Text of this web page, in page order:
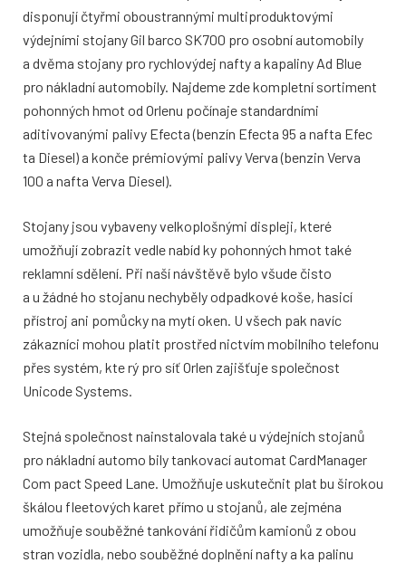
disponují čtyřmi oboustrannými multiproduktovými
výdejními stojany Gil barco SK700 pro osobní automobily
a dvěma stojany pro rychlovýdej nafty a kapaliny Ad Blue
pro nákladní automobily. Najdeme zde kompletní sortiment
pohonných hmot od Orlenu počínaje standardními
aditivovanými palivy Efecta (benzín Efecta 95 a nafta Efec
ta Diesel) a konče prémiovými palivy Verva (benzin Verva
100 a nafta Verva Diesel).
Stojany jsou vybaveny velkoplošnými displeji, které
umožňují zobrazit vedle nabíd ky pohonných hmot také
reklamní sdělení. Při naší návštěvě bylo všude čisto
a u žádné ho stojanu nechyběly odpadkové koše, hasicí
přístroj ani pomůcky na mytí oken. U všech pak navíc
zákazníci mohou platit prostřed nictvím mobilního telefonu
přes systém, kte rý pro síť Orlen zajišťuje společnost
Unicode Systems.
Stejná společnost nainstalovala také u výdejních stojanů
pro nákladní automo bily tankovací automat CardManager
Com pact Speed Lane. Umožňuje uskutečnit plat bu širokou
škálou fleetových karet přímo u stojanů, ale zejména
umožňuje souběžné tankování řidičům kamionů z obou
stran vozidla, nebo souběžné doplnění nafty a ka palinu